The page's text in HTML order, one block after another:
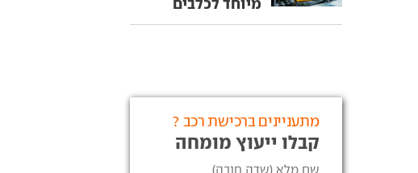
מתעניינים ברכישת רכב ?
קבלו ייעוץ מומחה
שם מלא (שדה חובה)